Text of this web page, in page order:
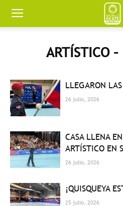
Worldskate
ARTÍSTICO
LLEGARON
26 julio, 2026
CASA LLENA
ARTÍSTICO EN
26 julio, 2026
¡QUISQUEYA
25 julio, 2026